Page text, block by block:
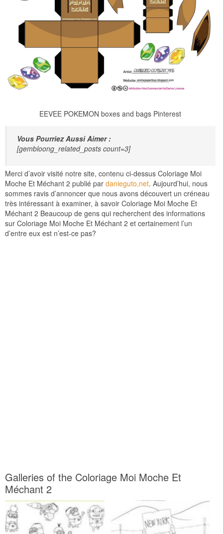
EEVEE POKEMON boxes and bags Pinterest
Vous Pourriez Aussi Aimer :
[gembloong_related_posts count=3]
Merci d’avoir visité notre site, contenu ci-dessus Coloriage Moi
Moche Et Méchant 2 publié par danieguto,net. Aujourd’hui, nous
sommes ravis d’annoncer que nous avons découvert un créneau
très intéressant à examiner, à savoir Coloriage Moi Moche Et
Méchant 2 Beaucoup de gens qui recherchent des informations
sur Coloriage Moi Moche Et Méchant 2 et certainement l’un
d’entre eux est n’est-ce pas?
Galleries of the Coloriage Moi Moche Et
Méchant 2